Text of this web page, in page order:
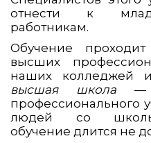
отнести к
работникам.
Обучение
высших
наших колледжей
высшая школа —
профессионального
людей со
обучение длится не